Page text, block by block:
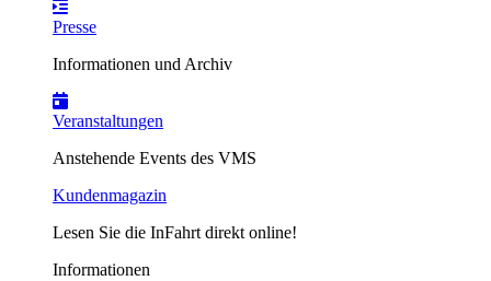
Presse
Informationen und Archiv
Veranstaltungen
Anstehende Events des VMS
Kundenmagazin
Lesen Sie die InFahrt direkt online!
Informationen